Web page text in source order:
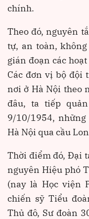
chính.
Theo đó, nguyên
tự, an toàn,
gián đoạn các
Các đơn vị bộ đội
nơi ở Hà Nội theo
đâu, ta tiếp
9/10/1954,
Hà Nội qua cầu
Thời điểm đó, Đại
nguyên Hiệu phó
(nay là Học viện
chiến sỹ Tiểu
Thủ đô, Sư đoàn